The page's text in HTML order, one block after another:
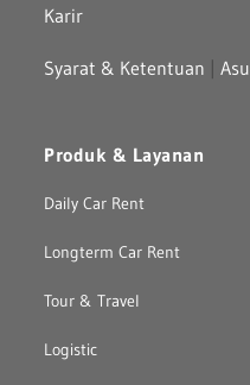
Karir
Syarat & Ketentuan |
Produk & Layanan
Daily Car Rent
Longterm Car Rent
Tour & Travel
Logistic